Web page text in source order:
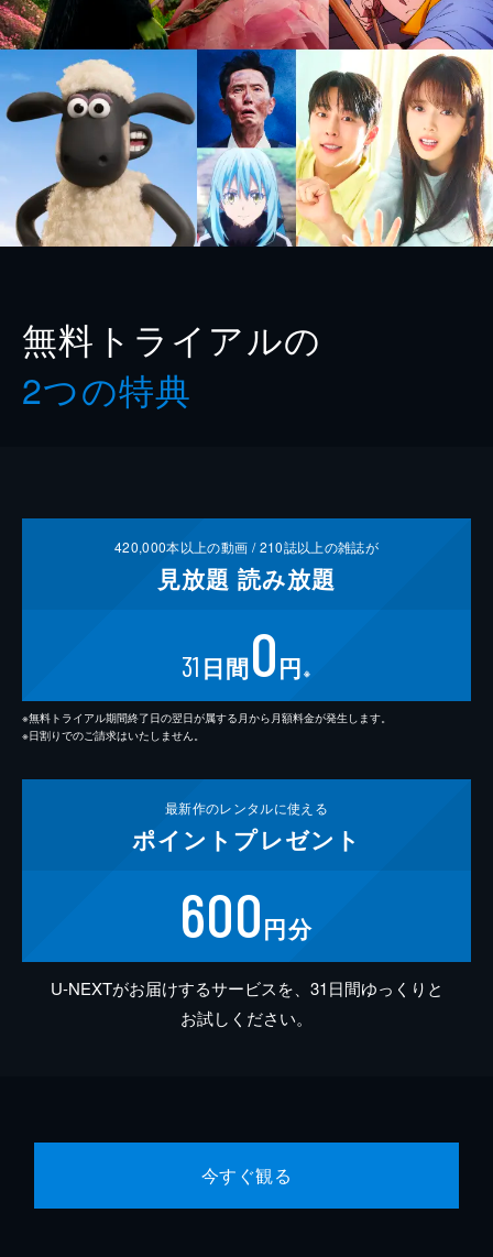
無料トライアルの
2つの特典
420,000本以上の動画 /210誌以上の雑誌が
見放題 読み放題
31 日間0円 ※
※無料トライアル期間終了日の翌日が属する月から月額料金が発生します。
※日割りでのご請求はいたしません。
最新作のレンタルに使える
ポイント プレゼント
600円分
U-NEXTがお届けするサービスを、31日間ゆっくりと
お試しください。
今すぐ観る